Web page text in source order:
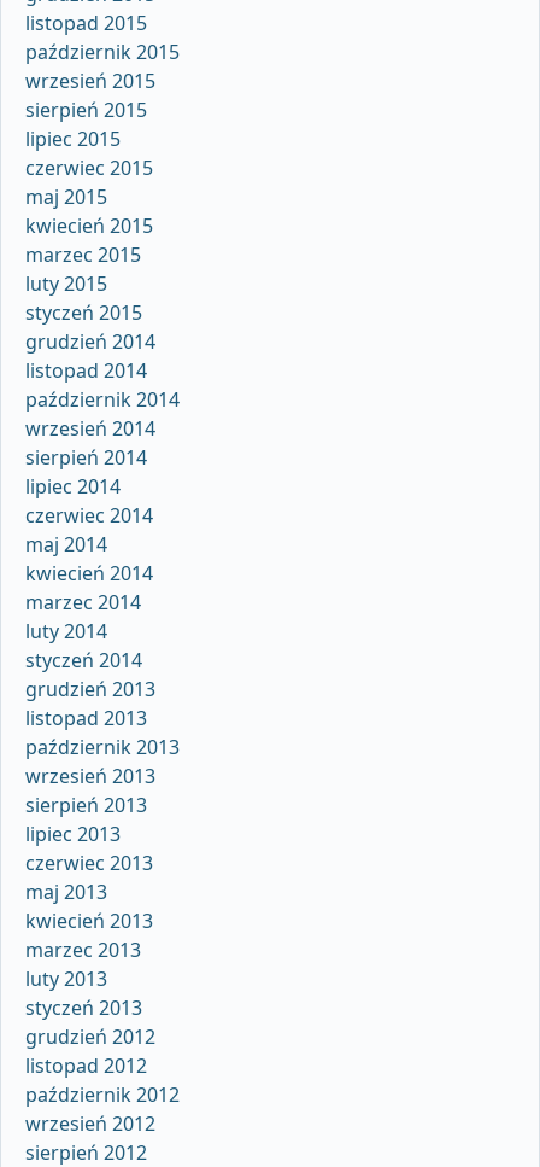
listopad 2015
październik 2015
wrzesień 2015
sierpień 2015
lipiec 2015
czerwiec 2015
maj 2015
kwiecień 2015
marzec 2015
luty 2015
styczeń 2015
grudzień 2014
listopad 2014
październik 2014
wrzesień 2014
sierpień 2014
lipiec 2014
czerwiec 2014
maj 2014
kwiecień 2014
marzec 2014
luty 2014
styczeń 2014
grudzień 2013
listopad 2013
październik 2013
wrzesień 2013
sierpień 2013
lipiec 2013
czerwiec 2013
maj 2013
kwiecień 2013
marzec 2013
luty 2013
styczeń 2013
grudzień 2012
listopad 2012
październik 2012
wrzesień 2012
sierpień 2012